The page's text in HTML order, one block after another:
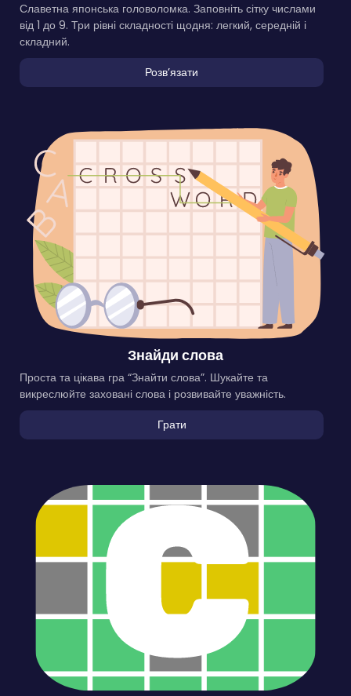
Славетна японська головоломка. Заповніть сітку числами
від 1 до 9. Три рівні складності щодня: легкий, середній і
складний.
Розвʼязати
Знайди слова
Проста та цікава гра “Знайти слова”. Шукайте та
викреслюйте заховані слова і розвивайте уважність.
Грати